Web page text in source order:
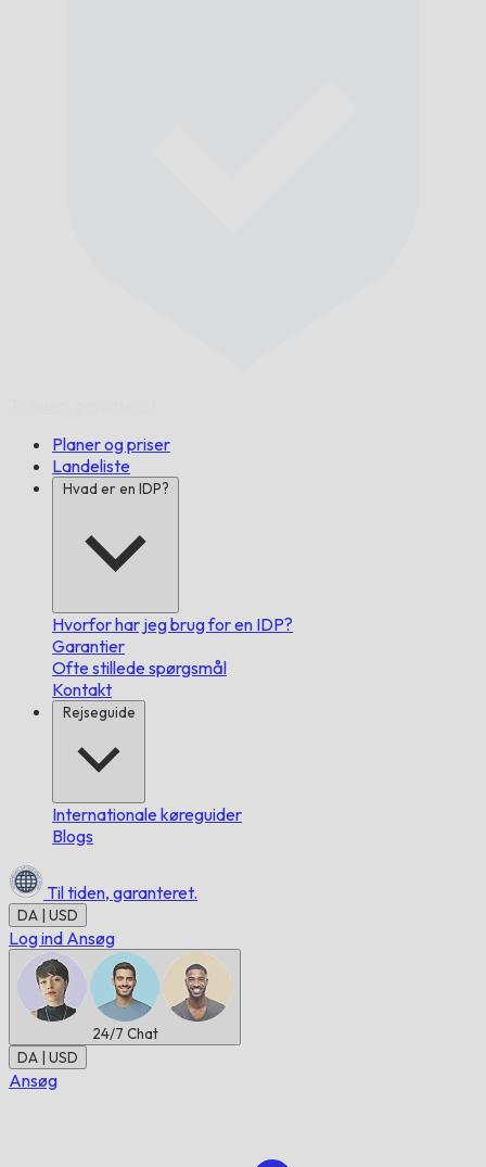
Planer og priser
Landeliste
Hvad er en IDP?
Hvorfor har jeg brug for en IDP?
Garantier
Ofte stillede spørgsmål
Kontakt
Rejseguide
Internationale køreguider
Blogs
Til tiden, garanteret.
DA | USD
Log ind Ansøg
24/7 Chat
DA | USD
Ansøg